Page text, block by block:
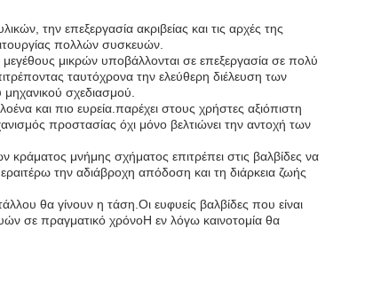
την επεξεργασία ακριβείας και τις αρχές της
πολλών συσκευών.
μικρών υποβάλλονται σε επεξεργασία σε πολύ
ταυτόχρονα την ελεύθερη διέλευση των
μηχανικού σχεδιασμού.
και πιο ευρεία.παρέχει στους χρήστες αξιόπιστη
προστασίας όχι μόνο βελτιώνει την αντοχή των
κράματος μνήμης σχήματος επιτρέπει στις βαλβίδες να
την αδιάβροχη απόδοση και τη διάρκεια ζωής
θα γίνουν η τάση.Οι ευφυείς βαλβίδες που είναι
σε πραγματικό χρόνοΗ εν λόγω καινοτομία θα